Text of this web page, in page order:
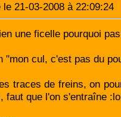
21-03-2008 à
une ficelle pourquoi
"mon cul, c'est pas du
traces de freins, on
faut que l'on s'entraîne